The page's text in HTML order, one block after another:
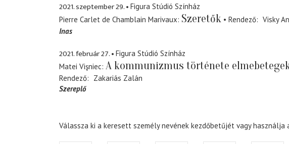
2021. szeptember 29.
Figura Stúdió Színház
Pierre Carlet de Chamblain Marivaux Szeretők Rendező
Visky
Inas
2021. február 27.
Figura Stúdió Színház
Matei Vişniec A kommunizmus története
Rendező
Zakariás Zalán
Szereplő
Válassza ki a keresett személy nevének kezdőbetűjét vagy használja